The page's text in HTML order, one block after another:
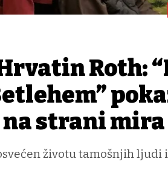
Roth:
strani mira
životu tamošnjih ljudi